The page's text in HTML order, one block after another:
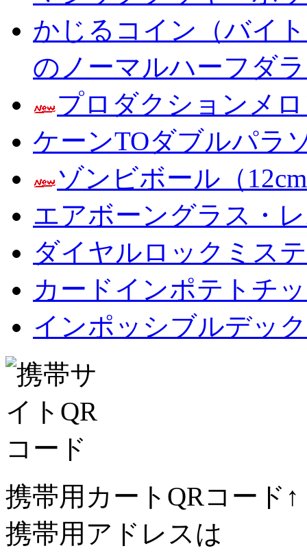
かじるコイン（バイ
のノーマルハーフダ
プロダクションメ
ケーンTOダブルパラ
ゾンビボール（
エアボーングラス・
ダイヤルロックミス
カードインポテトチ
インポッシブルデック
携帯用カートQRコード↑
携帯用アドレスは